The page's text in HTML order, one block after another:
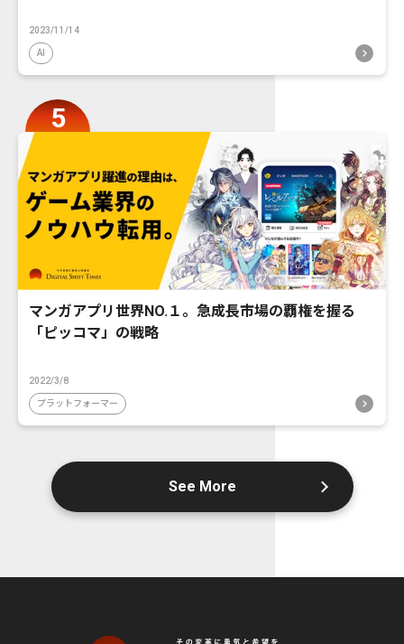
2023/11/14
AI
マンガアプリ世界NO.１。急成長市場の覇権を握る
「ピッコマ」の戦略
2022/3/8
プラットフォーマー
See More